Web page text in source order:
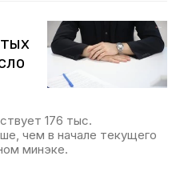
176 тыс.
чем в начале текущего
минэке.